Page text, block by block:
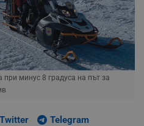
при минус 8 градуса на път за
Twitter Telegram